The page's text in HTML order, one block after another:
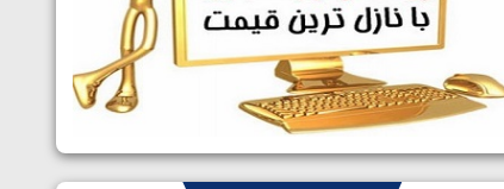
ایران چشم به راه چهار مدال در پنج وزن
دوم کشتی فرنگی نوجوانان جهان
1405/05/06